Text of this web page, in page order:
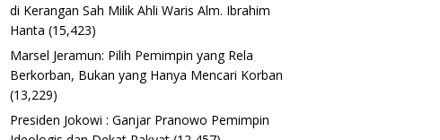
di Kerangan Sah Milik Ahli Waris Alm. Ibrahim
Hanta (15,423)
Marsel Jeramun: Pilih Pemimpin yang Rela
Berkorban, Bukan yang Hanya Mencari Korban
(13,229)
Presiden Jokowi : Ganjar Pranowo Pemimpin